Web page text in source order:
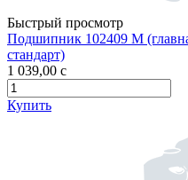
Быстрый просмотр
Подшипник 102409 М
стандарт)
1 039,00 c
Купить